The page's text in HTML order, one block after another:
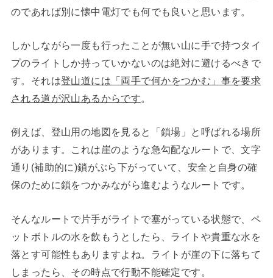
のであれば別に懐中電灯でも何でも良いと思います。
しかしながら一度も行ったことが無い山に手で持つタイ
プのライトしか持っていかないのは絶対に避けるべきで
す。それは登山道には「両手で何かをつかむ」事を要求
される道が沢山あるからです。
例えば、登山用の地図を見ると「鎖場」と呼ばれる場所
があります。これは崖のような急勾配なルートで、文字
通り(補助的に)鎖がぶら下がっていて、安全と自身の確
保のために鎖をつかみながら進むようなルートです。
そんなルートで片手がライトで塞がっている状態で、ペ
ットボトルの水を飲もうとしたら、ライトや貴重な水を
落とす可能性もありますよね。ライトが崖の下に落ちて
しまったら、その時点で行動不能確定です。